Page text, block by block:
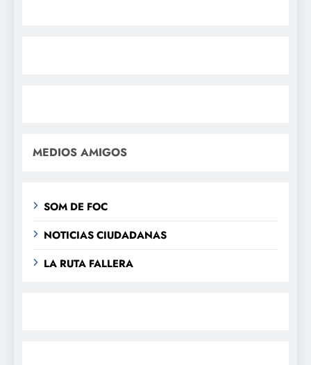
MEDIOS AMIGOS
SOM DE FOC
NOTICIAS CIUDADANAS
LA RUTA FALLERA